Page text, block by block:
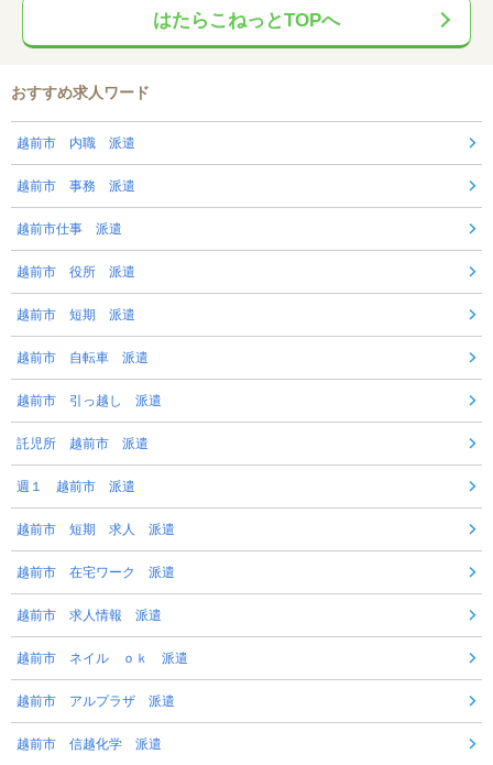
はたらこねっとTOPへ
おすすめ求人ワード
越前市 内職 派遣
越前市 事務 派遣
越前市仕事 派遣
越前市 役所 派遣
越前市 短期 派遣
越前市 自転車 派遣
越前市 引っ越し 派遣
託児所 越前市 派遣
週１ 越前市 派遣
越前市 短期 求人 派遣
越前市 在宅ワーク 派遣
越前市 求人情報 派遣
越前市 ネイル ｏｋ 派遣
越前市 アルプラザ 派遣
越前市 信越化学 派遣